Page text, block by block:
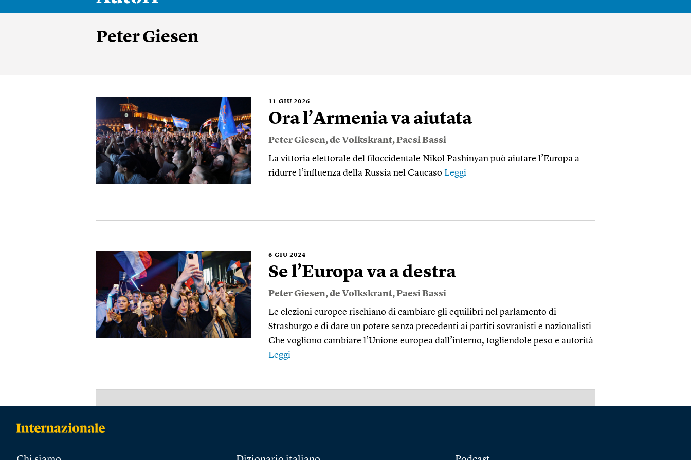
Peter Giesen
11 GIU 2026
Ora l’Armenia va aiutata
Peter Giesen,de Volkskrant,Paesi Bassi
La vittoria elettorale del filoccidentale Nikol Pashinyan può aiutare l’Europa a
ridurre l’influenza della Russia nel Caucaso Leggi
6 GIU 2024
Se l’Europa va a destra
Peter Giesen,de Volkskrant,Paesi Bassi
Le elezioni europee rischiano di cambiare gli equilibri nel parlamento di
Strasburgo e di dare un potere senza precedenti ai partiti sovranisti e nazionalisti.
Che vogliono cambiare l’Unione europea dall’interno, togliendole peso e autorità
Leggi